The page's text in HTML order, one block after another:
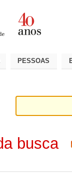
PESSOAS
busca